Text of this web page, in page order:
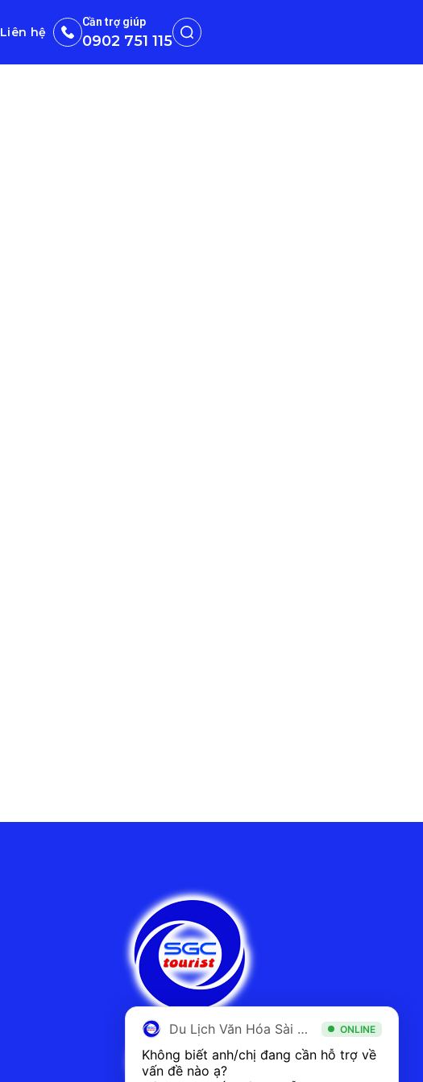
Liên hệ
Cần trợ giúp
0902 751 115
Du Lịch Văn Hóa Sài Gòn ONLINE
Không biết anh/chị đang cần hỗ trợ về
vấn đề nào ạ?